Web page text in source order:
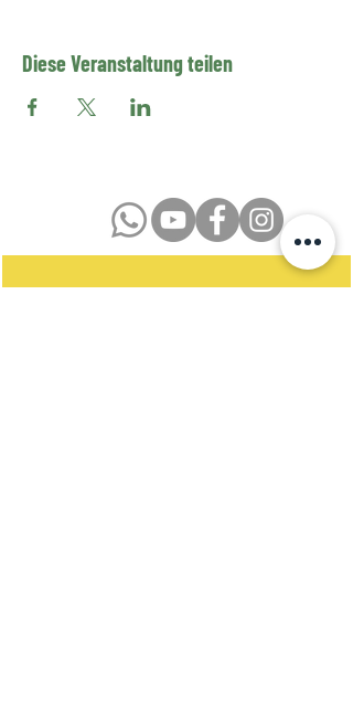
Diese Veranstaltung teilen